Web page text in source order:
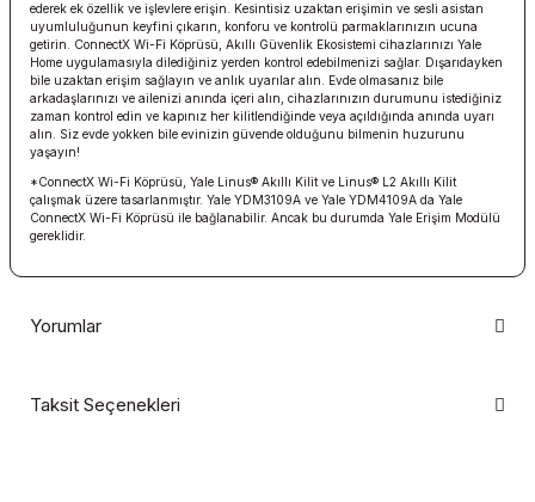
ederek ek özellik ve işlevlere erişin. Kesintisiz uzaktan erişimin ve sesli asistan
uyumluluğunun keyfini çıkarın, konforu ve kontrolü parmaklarınızın ucuna
getirin. ConnectX Wi-Fi Köprüsü, Akıllı Güvenlik Ekosistemi cihazlarınızı Yale
Home uygulamasıyla dilediğiniz yerden kontrol edebilmenizi sağlar. Dışarıdayken
bile uzaktan erişim sağlayın ve anlık uyarılar alın. Evde olmasanız bile
arkadaşlarınızı ve ailenizi anında içeri alın, cihazlarınızın durumunu istediğiniz
zaman kontrol edin ve kapınız her kilitlendiğinde veya açıldığında anında uyarı
alın. Siz evde yokken bile evinizin güvende olduğunu bilmenin huzurunu
yaşayın!
*ConnectX Wi-Fi Köprüsü, Yale Linus® Akıllı Kilit ve Linus® L2 Akıllı Kilit
çalışmak üzere tasarlanmıştır. Yale YDM3109A ve Yale YDM4109A da Yale
ConnectX Wi-Fi Köprüsü ile bağlanabilir. Ancak bu durumda Yale Erişim Modülü
gereklidir.
Yorumlar
Taksit Seçenekleri